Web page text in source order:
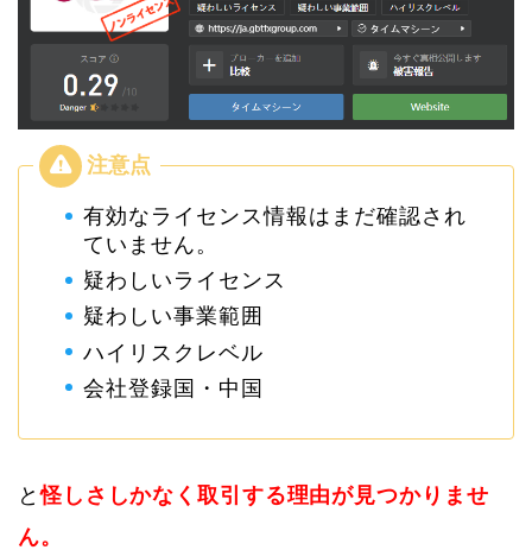
有効なライセンス情報はまだ確認され
ていません。
疑わしいライセンス
疑わしい事業範囲
ハイリスクレベル
会社登録国・中国
と怪しさしかなく取引する理由が見つかりませ
ん。